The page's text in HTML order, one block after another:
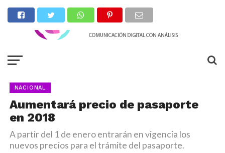
NACIONAL
Aumentará precio de pasaporte
en 2018
A partir del 1 de enero entrarán en vigencia los
nuevos precios para el trámite del pasaporte.